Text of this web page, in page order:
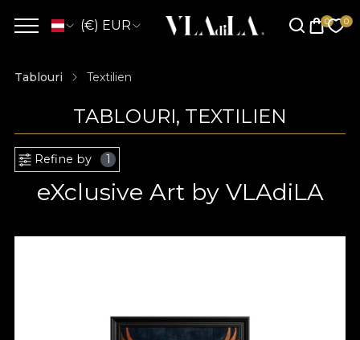
(€) EUR
Tablouri Textilien
TABLOURI, TEXTILIEN
Refine by 1
eXclusive Art by VLAdiLA